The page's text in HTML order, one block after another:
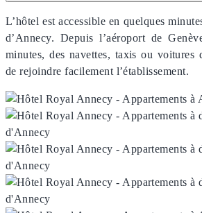
L’hôtel est accessible en quelques
d’Annecy. Depuis l’aéroport de
minutes, des navettes, taxis ou voitures
de rejoindre facilement l’établissement.